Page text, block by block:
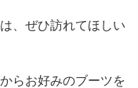
、ぜひ訪れてほしい
らお好みのブーツを